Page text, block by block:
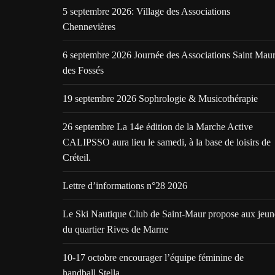
5 septembre 2026: Village des Associations
Chennevières
6 septembre 2026 Journée des Associations Saint Maur
des Fossés
19 septembre 2026 Sophrologie & Musicothérapie
26 septembre La 14e édition de la Marche Active
CALIPSSO aura lieu le samedi, à la base de loisirs de
Créteil.
Lettre d’informations n°28 2026
Le Ski Nautique Club de Saint-Maur propose aux
du quartier Rives de Marne
10-17 octobre encourager l’équipe féminine de
handball Stella